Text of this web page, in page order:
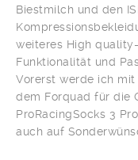
Biestmilch und den
weiteres High
Funktionalität und
Vorerst werde ich
dem Forquad für die
ProRacingSocks 3
auch auf